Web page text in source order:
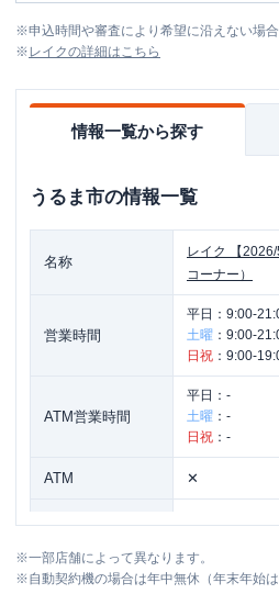
※申込時間や審査により希望に沿えない場合
※ レイクの詳細はこちら
情報一覧から探す
うるま市の情報一覧
名称
レイク
【
コーナー）
営業時間
平日： 9:00-
土曜 ： 9:00-
日祝 ： 9:00-
ATM営業時間
平日： -
土曜 ： -
日祝 ： -
ATM ✕
住所
沖縄県うるま
ビル1階
※一部店舗によって異なります。
※自動契約機の場合は年中無休（年末年始は